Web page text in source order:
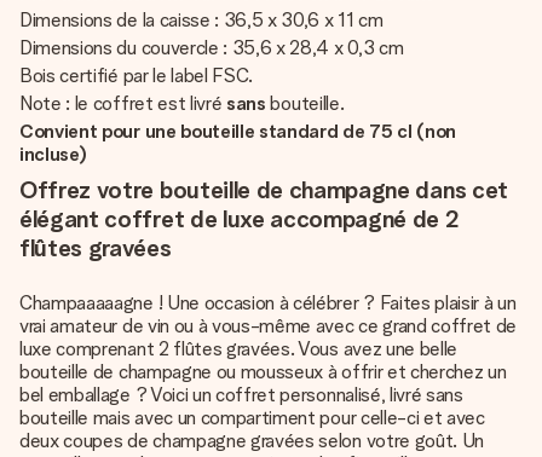
Dimensions de la caisse : 36,5 x 30,6 x 11 cm
Dimensions du couvercle : 35,6 x 28,4 x 0,3 cm
Bois certifié par le label FSC.
Note : le coffret est livré sans bouteille.
Convient pour une bouteille standard de 75 cl (non
incluse)
Offrez votre bouteille de champagne dans cet
élégant coffret de luxe accompagné de 2
flûtes gravées
Champaaaaagne ! Une occasion à célébrer ? Faites plaisir à un
vrai amateur de vin ou à vous-même avec ce grand coffret de
luxe comprenant 2 flûtes gravées. Vous avez une belle
bouteille de champagne ou mousseux à offrir et cherchez un
bel emballage ? Voici un coffret personnalisé, livré sans
bouteille mais avec un compartiment pour celle-ci et avec
deux coupes de champagne gravées selon votre goût. Un